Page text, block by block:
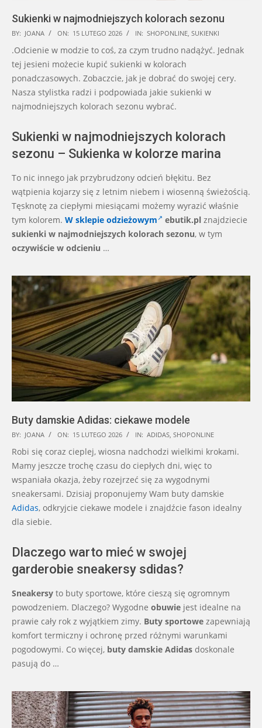
Sukienki w najmodniejszych kolorach sezonu
2026-
02-
15
BY: JOANA ON: 15 LUTEGO 2026 IN: SHOPONLINE, SUKIENKI
.Odcienie w modzie to coś, za czym trudno nadążyć. Jednak
tej jesieni możecie kupić sukienki w kolorach
ponadczasowych. Zobaczcie, jak je dobrać do swojej cery.
Nasza stylistka radzi i podpowiada jakie sukienki w
najmodniejszych kolorach sezonu wybrać.
Sukienki w najmodniejszych kolorach
sezonu – Sukienka w kolorze marina
To nic innego jak przybrudzony odcień błękitu. Bez
wątpienia kojarzy się z letnim niebem i wiosenną świeżością.
Tęsknotę za ciepłymi miesiącami możemy wyrazić właśnie
tym kolorem. W sklepie odzieżowym ebutik.pl znajdziecie
sukienki w najmodniejszych kolorach sezonu, w tym
oczywiście w odcieniu …
Buty damskie Adidas: ciekawe modele
2026-
02-
15
BY: JOANA ON: 15 LUTEGO 2026 IN: ADIDAS, SHOPONLINE
Robi się coraz cieplej, wiosna nadchodzi wielkimi krokami.
Mamy jeszcze trochę czasu do ciepłych dni, więc to
wspaniała okazja, żeby rozejrzeć się za wygodnymi
sneakersami. Dzisiaj proponujemy Wam buty damskie
Adidas, odkryjcie ciekawe modele i znajdźcie fason idealny
dla siebie.
Dlaczego warto mieć w swojej
garderobie sneakersy sdidas?
Sneakersy to buty sportowe, które cieszą się ogromnym
powodzeniem. Dlaczego? Wygodne obuwie jest idealne na
prawie cały rok z wyjątkiem zimy. Buty sportowe zapewniają
komfort termiczny i ochronę przed różnymi warunkami
pogodowymi. Co więcej, buty damskie Adidas doskonale
pasują do …